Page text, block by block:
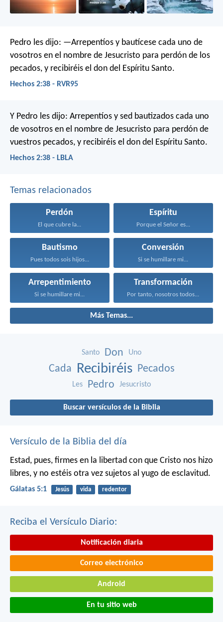
Pedro les dijo: —Arrepentíos y bautícese cada uno de
vosotros en el nombre de Jesucristo para perdón de los
pecados, y recibiréis el don del Espíritu Santo.
Hechos 2:38 - RVR95
Y Pedro les dijo: Arrepentíos y sed bautizados cada uno
de vosotros en el nombre de Jesucristo para perdón de
vuestros pecados, y recibiréis el don del Espíritu Santo.
Hechos 2:38 - LBLA
Temas relacionados
Perdón
El que cubre la...
Espíritu
Porque el Señor es...
Bautismo
Pues todos sois hijos...
Conversión
Si se humillare mi...
Arrepentimiento
Si se humillare mi...
Transformación
Por tanto, nosotros todos...
Más Temas...
Santo Don Uno
Cada Recibiréis Pecados
Les Pedro Jesucristo
Buscar versículos de la Biblia
Versículo de la Biblia del día
Estad, pues, firmes en la libertad con que Cristo nos hizo
libres, y no estéis otra vez sujetos al yugo de esclavitud.
Gálatas 5:1 Jesús vida redentor
Reciba el Versículo Diario:
Notificación diaria
Correo electrónico
Android
En tu sitio web